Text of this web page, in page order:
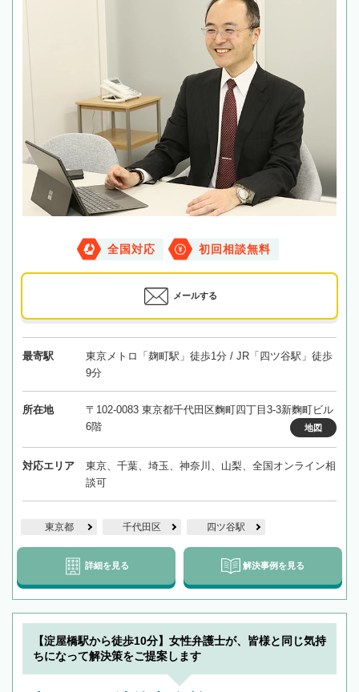
全国対応 初回相談無料
メールする
最寄駅
東京メトロ「麹町駅」徒歩1分 / JR「四ツ谷駅」徒歩
9分
所在地
〒102-0083 東京都千代田区麴町四丁目3-3新麴町ビル
6階
地図
対応エリア
東京、千葉、埼玉、神奈川、山梨、全国オンライン相
談可
東京都 千代田区 四ツ谷駅
詳細を見る 解決事例を見る
【淀屋橋駅から徒歩10分】女性弁護士が、皆様と同じ気持
ちになって解決策をご提案します